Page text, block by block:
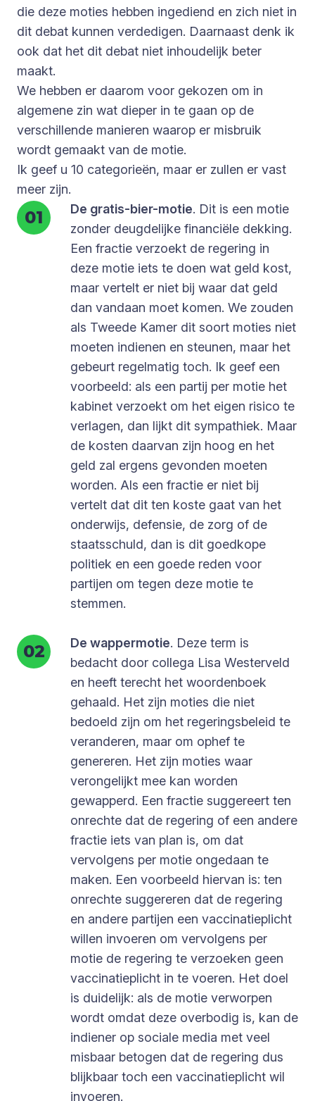
die deze moties hebben ingediend en zich niet in
dit debat kunnen verdedigen. Daarnaast denk ik
ook dat het dit debat niet inhoudelijk beter
maakt.
We hebben er daarom voor gekozen om in
algemene zin wat dieper in te gaan op de
verschillende manieren waarop er misbruik
wordt gemaakt van de motie.
Ik geef u 10 categorieën, maar er zullen er vast
meer zijn.
De gratis-bier-motie. Dit is een motie
zonder deugdelijke financiële dekking.
Een fractie verzoekt de regering in
deze motie iets te doen wat geld kost,
maar vertelt er niet bij waar dat geld
dan vandaan moet komen. We zouden
als Tweede Kamer dit soort moties niet
moeten indienen en steunen, maar het
gebeurt regelmatig toch. Ik geef een
voorbeeld: als een partij per motie het
kabinet verzoekt om het eigen risico te
verlagen, dan lijkt dit sympathiek. Maar
de kosten daarvan zijn hoog en het
geld zal ergens gevonden moeten
worden. Als een fractie er niet bij
vertelt dat dit ten koste gaat van het
onderwijs, defensie, de zorg of de
staatsschuld, dan is dit goedkope
politiek en een goede reden voor
partijen om tegen deze motie te
stemmen.
De wappermotie. Deze term is
bedacht door collega Lisa Westerveld
en heeft terecht het woordenboek
gehaald. Het zijn moties die niet
bedoeld zijn om het regeringsbeleid te
veranderen, maar om ophef te
genereren. Het zijn moties waar
verongelijkt mee kan worden
gewapperd. Een fractie suggereert ten
onrechte dat de regering of een andere
fractie iets van plan is, om dat
vervolgens per motie ongedaan te
maken. Een voorbeeld hiervan is: ten
onrechte suggereren dat de regering
en andere partijen een vaccinatieplicht
willen invoeren om vervolgens per
motie de regering te verzoeken geen
vaccinatieplicht in te voeren. Het doel
is duidelijk: als de motie verworpen
wordt omdat deze overbodig is, kan de
indiener op sociale media met veel
misbaar betogen dat de regering dus
blijkbaar toch een vaccinatieplicht wil
invoeren.